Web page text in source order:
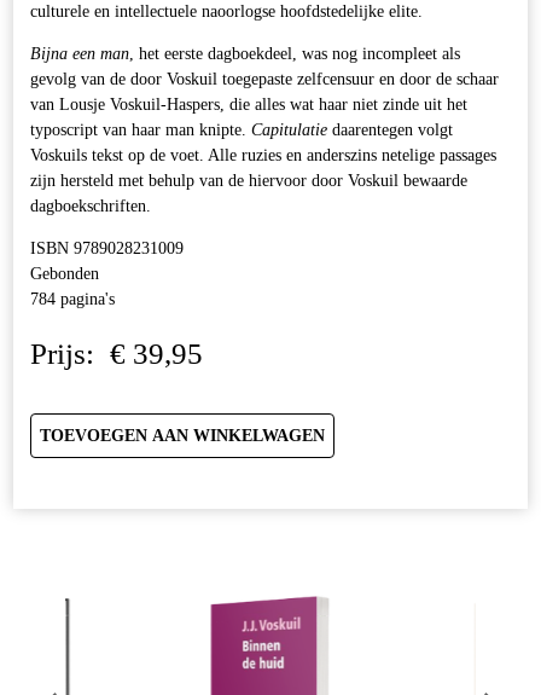
culturele en intellectuele naoorlogse hoofdstedelijke elite.
Bijna een man , het eerste dagboekdeel, was nog incompleet als
gevolg van de door Voskuil toegepaste zelfcensuur en door de schaar
van Lousje Voskuil-Haspers, die alles wat haar niet zinde uit het
typoscript van haar man knipte.Capitulatie daarentegen volgt
Voskuils tekst op de voet. Alle ruzies en anderszins netelige passages
zijn hersteld met behulp van de hiervoor door Voskuil bewaarde
dagboekschriften.
ISBN 9789028231009
Gebonden
784 pagina's
Prijs: €39,95
TOEVOEGEN AAN WINKELWAGEN